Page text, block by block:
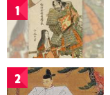
1
2